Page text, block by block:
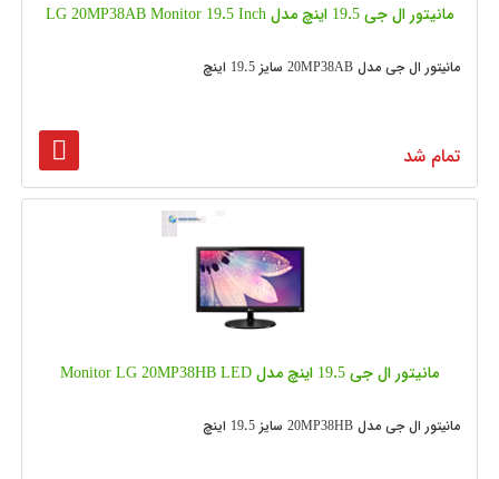
مانیتور ال جی 19.5 اینچ مدل LG 20MP38AB Monitor 19.5 Inch
مانیتور ال جی مدل 20MP38AB سایز 19.5 اینچ
تمام شد
مانیتور ال جی 19.5 اینچ مدل Monitor LG 20MP38HB LED
مانیتور ال جی مدل 20MP38HB سایز 19.5 اینچ